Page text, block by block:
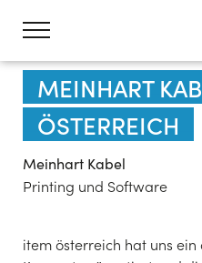
MEINHART
ÖSTERREICH
Meinhart Kabel
Printing und Software
item österreich hat uns